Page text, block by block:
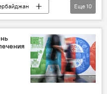
Еще 10